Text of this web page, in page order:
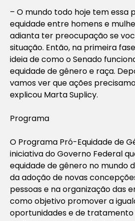
– O mundo todo hoje tem essa
equidade entre homens e
adianta ter preocupação se
situação. Então, na primeira
ideia de como o Senado
equidade de gênero e raça.
vamos ver que ações
explicou Marta Suplicy.
Programa
O Programa Pró-Equidade de
iniciativa do Governo Federal
equidade de gênero no mundo
da adoção de novas
pessoas e na organização das
como objetivo promover a
oportunidades e de